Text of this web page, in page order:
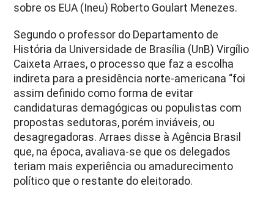
sobre os EUA (Ineu) Roberto Goulart Menezes.
Segundo o professor do Departamento de
História da Universidade de Brasília (UnB) Virgílio
Caixeta Arraes, o processo que faz a escolha
indireta para a presidência norte-americana “foi
assim definido como forma de evitar
candidaturas demagógicas ou populistas com
propostas sedutoras, porém inviáveis, ou
desagregadoras. Arraes disse à Agência Brasil
que, na época, avaliava-se que os delegados
teriam mais experiência ou amadurecimento
político que o restante do eleitorado.